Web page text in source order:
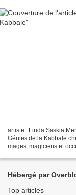
artiste : Linda Saskia
Génies de la Kabbale
mages, magiciens et
Hébergé par
Top articles